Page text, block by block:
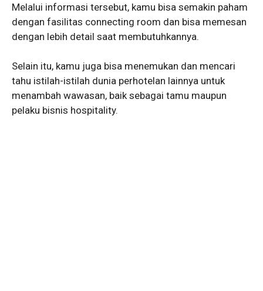
Melalui informasi tersebut, kamu bisa semakin paham
dengan fasilitas connecting room dan bisa memesan
dengan lebih detail saat membutuhkannya.
Selain itu, kamu juga bisa menemukan dan mencari
tahu istilah-istilah dunia perhotelan lainnya untuk
menambah wawasan, baik sebagai tamu maupun
pelaku bisnis hospitality.